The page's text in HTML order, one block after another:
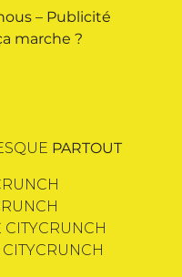
– Publicité
marche ?
PARTOUT
CITYCRUNCH
CITYCRUNCH